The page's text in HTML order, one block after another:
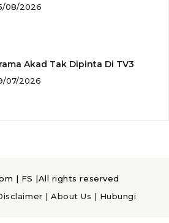
08/2026
Akad Tak Dipinta Di TV3
07/2026
| FS |All rights reserved
|About Us | Hubungi